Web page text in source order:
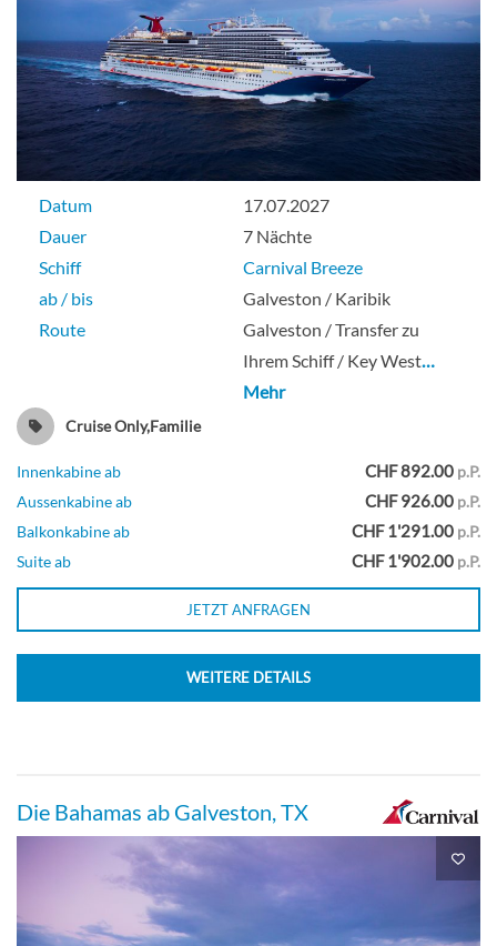
Balkonkabine-[8E]
Deck 10
Balkonkabine
Balkonkabine-[8F]
Balkonkabine
Datum
17.07.2027
Dauer
7 Nächte
Schiff
Carnival Breeze
ab / bis
Galveston / Karibik
Route
Galveston / Transfer zu
Ihrem Schiff / Key West…
Mehr
Cruise Only,Familie
Innenkabine ab CHF 892.00 p.P.
Aussenkabine ab
CHF 926.00 p.P.
Balkonkabine ab
CHF 1'291.00 p.P.
Suite ab
CHF 1'902.00 p.P.
JETZT ANFRAGEN
WEITERE DETAILS
Die Bahamas ab Galveston, TX